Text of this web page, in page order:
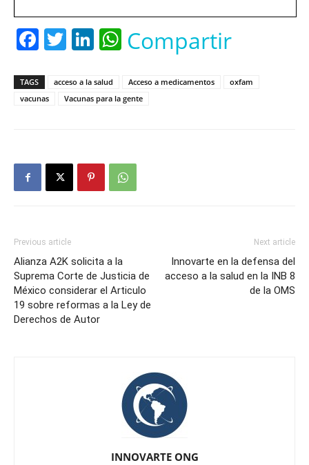
Facebook
Twitter
LinkedIn
WhatsApp
Compartir
TAGS acceso a la salud Acceso a medicamentos
oxfam
vacunas
Vacunas para la gente
Previous article
Alianza A2K solicita a la
Suprema Corte de Justicia de
México considerar el Articulo
19 sobre reformas a la Ley de
Derechos de Autor
Next article
Innovarte en la defensa del
acceso a la salud en la INB 8
de la OMS
INNOVARTE ONG